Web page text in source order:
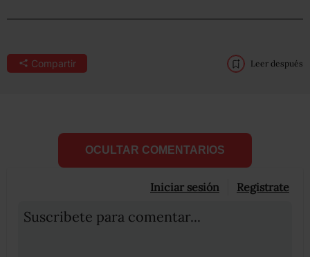
Compartir Leer después
OCULTAR COMENTARIOS
Iniciar sesión Registrate
Suscribete para comentar...